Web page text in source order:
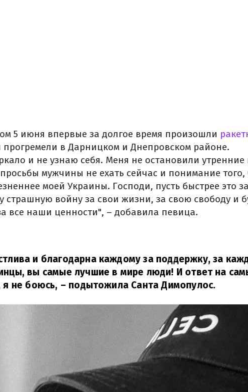
5 июня впервые за долгое время произошли
в Дарницком и Днепровском районе.
и не узнаю себя. Меня не остановили
мужчины не ехать сейчас и понимание того,
моей Украины. Господи, пусть быстрее это
страшную войну за свои жизни, за свою свободу и
все наши ценности", – добавила певица.
и благодарна каждому за поддержку, за
вы самые лучшие в мире люди! И ответ на
я не боюсь, – подытожила Санта Димопулос.